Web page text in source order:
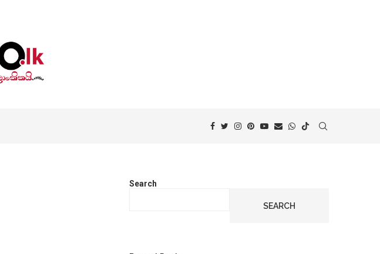
Search
SEARCH